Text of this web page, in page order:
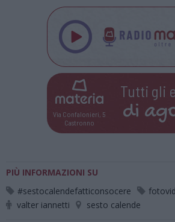
Via Confalonieri, 5
Castronno
Tutti gli
di
PIÙ INFORMAZIONI SU
#sestocalendefatticonsocere
valter iannetti
sesto calende